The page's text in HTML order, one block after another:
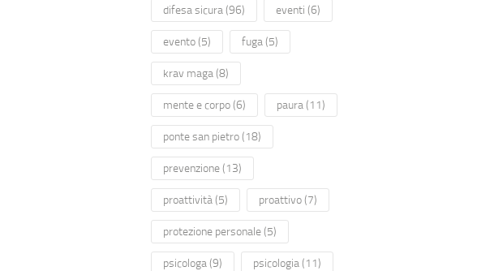
difesa sicura (96) eventi (6)
evento(5) fuga (5)
krav maga (8)
mente e corpo(6) paura (11)
ponte san pietro(18)
prevenzione(13)
proattività (5) proattivo(7)
protezione personale(5)
psicologa (9) psicologia (11)